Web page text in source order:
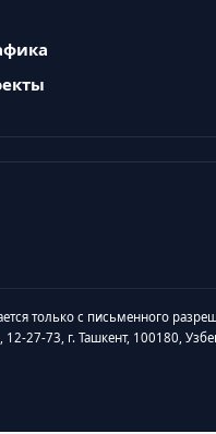
только с письменного
27-73, г. Ташкент, 100180,